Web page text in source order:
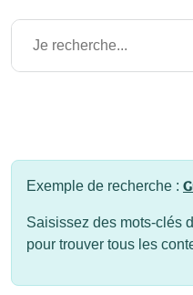
Rechercher
Exemple de recherche :
Saisissez des mots-clés
pour trouver tous les